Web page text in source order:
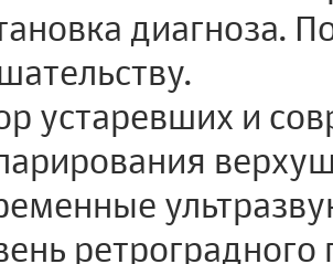
диагноза.
устаревших и